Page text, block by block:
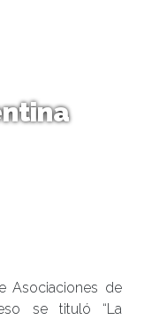
Asociaciones de
se tituló “La